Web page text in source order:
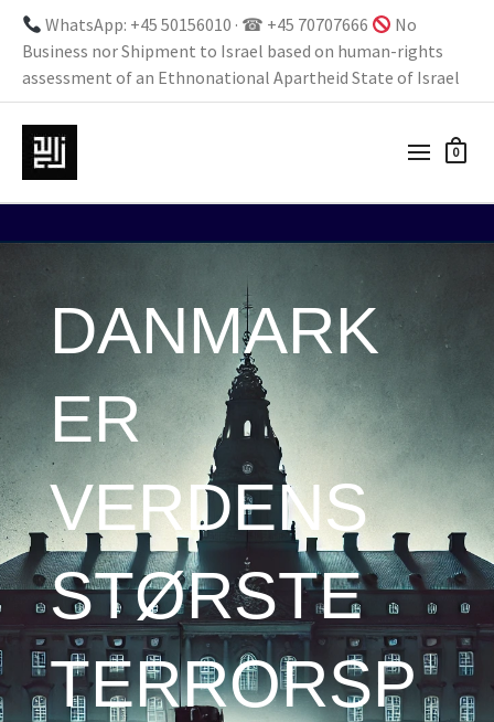
WhatsApp: +45 50156010 · ☎ +45 70707666
No
Business nor Shipment to Israel based on human-rights
assessment of an Ethnonational Apartheid State of Israel
0
DANMARK
ER
VERDENS
STØRSTE
TERRORSP